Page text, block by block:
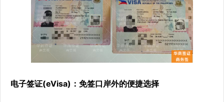
电子签证(eVisa)：免签口岸外的便捷选择